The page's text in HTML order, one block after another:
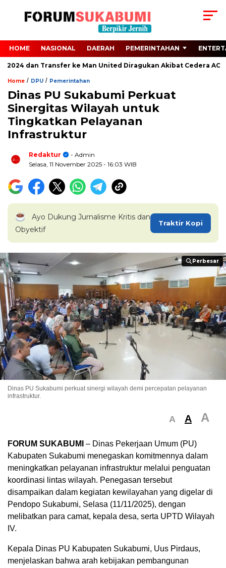
HOME NASIONAL DAERAH PEMERINTAHAN
dan Transfer ke Man United Diragukan Akibat Cedera ACL
Home / DPU / Pemerintahan
Dinas PU Sukabumi Perkuat
Sinergitas Wilayah untuk
Tingkatkan Pelayanan
Infrastruktur
Redaktur
- Admin
Selasa, 11 November 2025 - 16:03 WIB
Ayo Dukung Jurnalisme Kritis dan
Obyektif
Traktir Kopi
Perbesar
Perbesar
Dinas PU Sukabumi perkuat sinergi wilayah demi percepatan pelayanan
infrastruktur.
A A A
FORUM SUKABUMI – Dinas Pekerjaan Umum (PU)
Kabupaten Sukabumi menegaskan komitmennya dalam
meningkatkan pelayanan infrastruktur melalui penguatan
koordinasi lintas wilayah. Penegasan tersebut
disampaikan dalam kegiatan kewilayahan yang digelar di
Pendopo Sukabumi, Selasa (11/11/2025), dengan
melibatkan para camat, kepala desa, serta UPTD Wilayah
IV.
Kepala Dinas PU Kabupaten Sukabumi, Uus Pirdaus,
menjelaskan bahwa arah kebijakan pembangunan